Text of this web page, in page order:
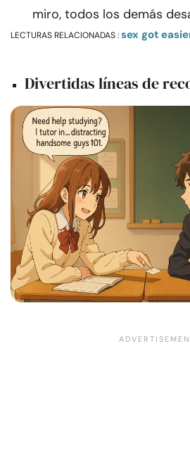
miro, todos los demás
LECTURAS RELACIONADAS :sex got
Divertidas líneas de